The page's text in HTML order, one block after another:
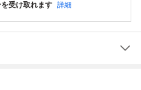
受け取れます 詳細